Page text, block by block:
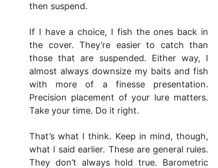
then suspend.
If I have a choice, I fish the ones back in
the cover. They’re easier to catch than
those that are suspended. Either way, I
almost always downsize my baits and fish
with more of a finesse presentation.
Precision placement of your lure matters.
Take your time. Do it right.
That’s what I think. Keep in mind, though,
what I said earlier. These are general rules.
They don’t always hold true. Barometric